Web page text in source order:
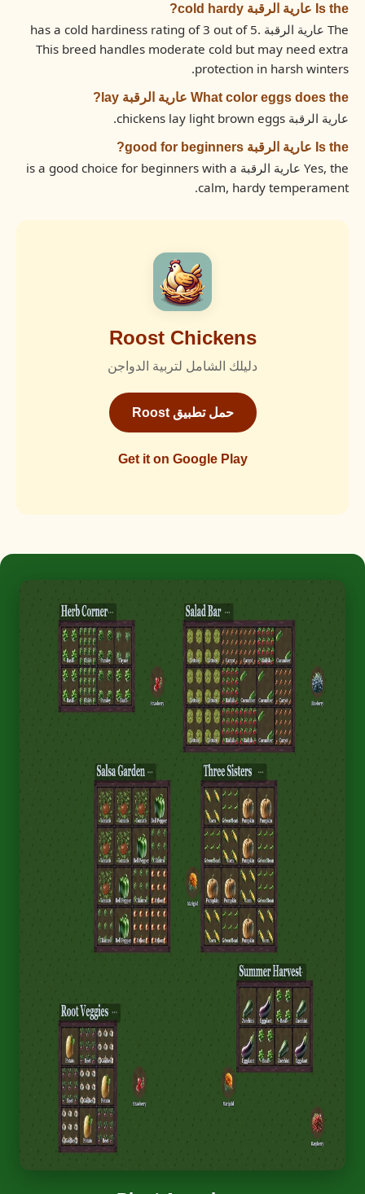
Is the عارية الرقبة cold hardy?
The عارية الرقبة has a cold hardiness rating of 3 out of 5.
This breed handles moderate cold but may need extra
protection in harsh winters.
What color eggs does the عارية الرقبة lay?
عارية الرقبة chickens lay light brown eggs.
Is the عارية الرقبة good for beginners?
Yes, the عارية الرقبة is a good choice for beginners with a
calm, hardy temperament.
Roost Chickens
دليلك الشامل لتربية الدواجن
حمل تطبيق Roost
Get it on Google Play